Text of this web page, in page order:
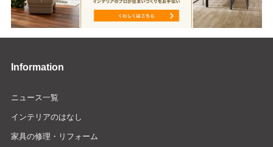
Information
ニュース一覧
インテリアのはなし
家具の修理・リフォーム